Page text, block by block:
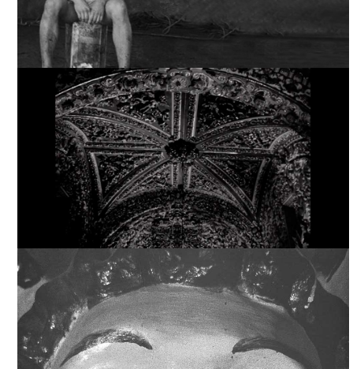
LA FÓRMULA SECRETA (MEDIOMETRAJE), TOMADA DE "LA
FÓRMULA SECRETA RUBÉN GÁMEZ", ALIAS EDITORIAL
LA FÓRMULA SECRETA (MEDIOMETRAJE), TOMADA DE
FILMINLATINO